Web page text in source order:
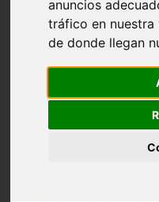
anuncios
tráfico en
de donde llegan
Cádiz - rota
Madrid - las-rozas-de-
Ciudad-real - ciudad-
Madrid - tres-cantos
Las-palmas - yaiza
Alicante - elx